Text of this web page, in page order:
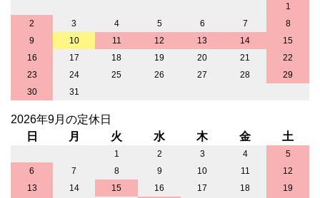
1
2
3 4 5 6 7
8
9
10 11 12 13 14
15
16
17 18 19 20 21
22
23
24 25 26 27 28
29
30
31
2026年9月の定休日
日
月 火 水 木 金 土
1 2 3 4
5
6
7 8 9 10 11
12
13
14 15 16 17 18
19